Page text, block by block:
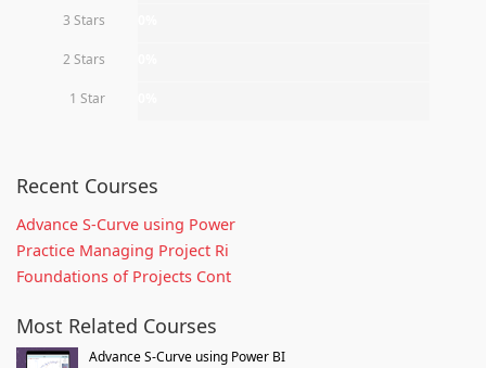
3 Stars
2 Stars
1 Star
Recent Courses
Advance S-Curve using Power
Practice Managing Project Ri
Foundations of Projects Cont
Most Related Courses
Advance S-Curve using Power BI